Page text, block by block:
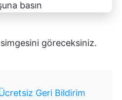
göreceksiniz.
Geri Bildirim